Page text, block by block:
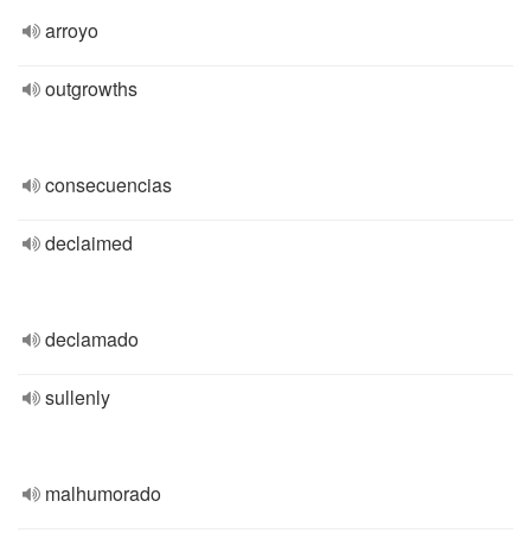
arroyo
outgrowths
consecuencias
declaimed
declamado
sullenly
malhumorado